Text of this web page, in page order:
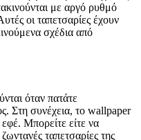
με αργό ρυθμό
οι ταπετσαρίες έχουν
σχέδια από
όταν πατάτε
Στη συνέχεια, το wallpaper
Μπορείτε είτε να
ταπετσαρίες της